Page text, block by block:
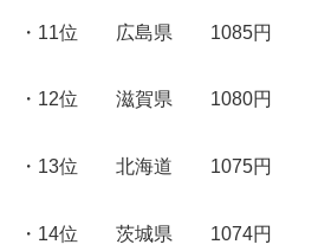
・11位 広島県 1085円 (
・12位 滋賀県 1080円 (
・13位 北海道 1075円 (
・14位 茨城県 1074円 (